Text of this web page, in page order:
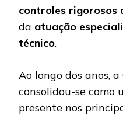
controles rigorosos
da atuação
técnico.
Ao longo dos anos,
consolidou-se como
presente nos